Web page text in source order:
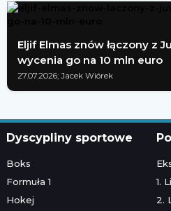
Eljif Elmas znów łączony z
wycenia go na 10 mln euro
27.07.2026; Jacek Wiórek
Dyscypliny sportowe
Boks
Formuła 1
Hokej
1.
2.